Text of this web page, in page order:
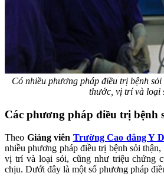
Có nhiều phương pháp điều trị bệnh
thước, vị trí và loại
Các phương pháp điều trị bệnh
Theo Giảng viên Trường Cao đẳng Y
nhiều phương pháp điều trị bệnh sỏi
vị trí và loại sỏi, cũng như triệu chứng
chịu. Dưới đây là một số phương pháp